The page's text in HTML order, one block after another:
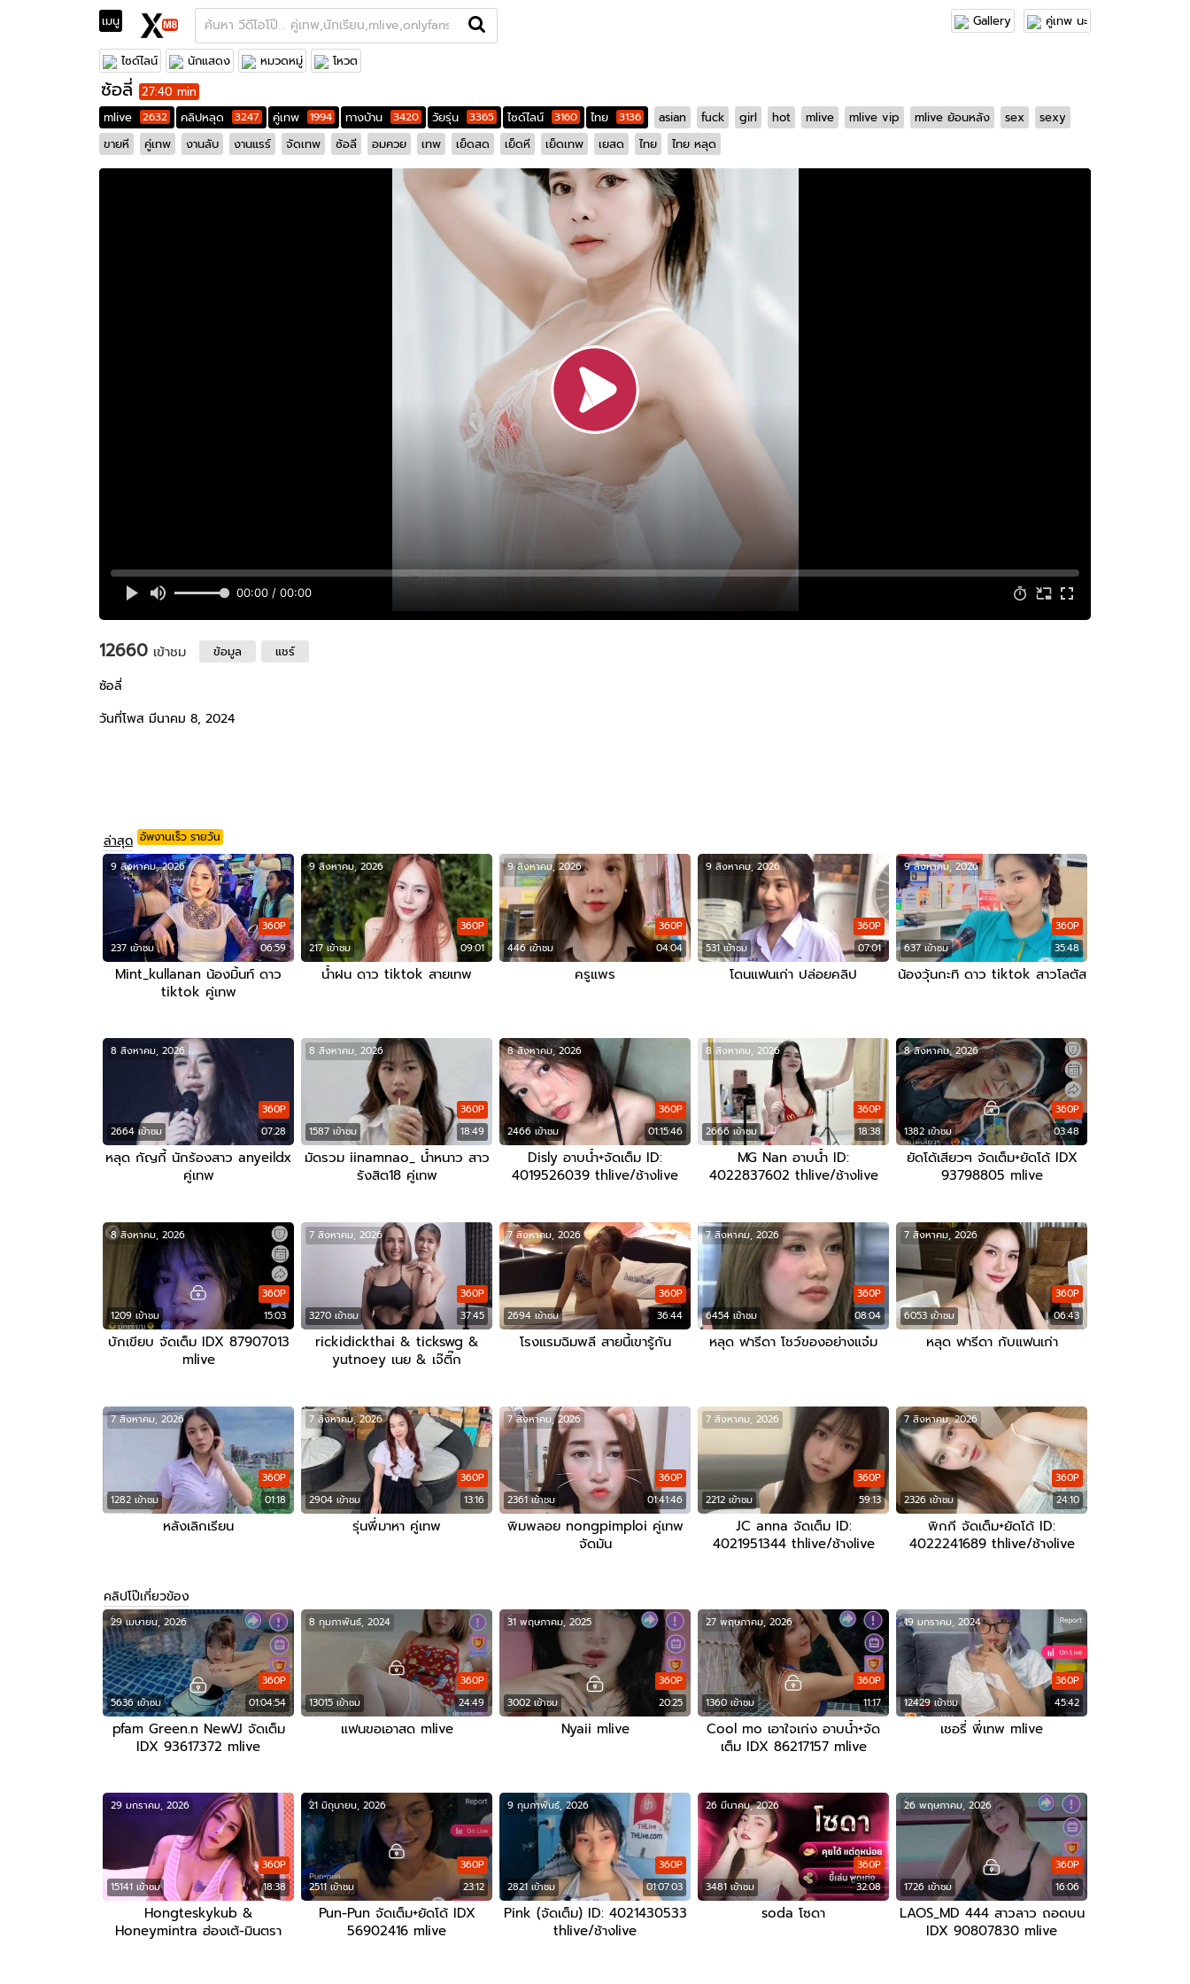
เมนู Gallery
คู่เทพ นะ
Feed Fews
Mlive Onlyfans ช้างlive/THLIVE
ไซด์ไลน์ นักแสดง หมวดหมู่ โหวต
ซ้อลี่ 27:40 min
mlive
2632 คลิปหลุด 3247 คู่เทพ 1994 ทางบ้าน 3420 วัยรุ่น 3365 ไซด์ไลน์ 3160 ไทย 3136 asian fuck girl hot mlive mlive vip mlive ย้อนหลัง sex
sexy
ขายหี
คู่เทพ งานลับ งานแรร์ จัดเทพ ซ้อลี อมควย เทพ เย็ดสด เย็ดหี เย็ดเทพ เยสด ไทย ไทย หลุด
12660 เข้าชม ข้อมูล แชร์
ซ้อลี่
วันที่โพส มีนาคม 8, 2024
ล่าสุด อัพงานเร็ว รายวัน
237 เข้าชม 06:59
360P
9 สิงหาคม, 2026
Mint_kullanan น้องมิ้นท์ ดาว
tiktok คู่เทพ
217 เข้าชม 09:01
360P
9 สิงหาคม, 2026
น้ำฝน ดาว tiktok สายเทพ
446 เข้าชม 04:04
360P
9 สิงหาคม, 2026
ครูแพร
531 เข้าชม 07:01
360P
9 สิงหาคม, 2026
โดนแฟนเก่า ปล่อยคลิป
637 เข้าชม 35:48
360P
9 สิงหาคม, 2026
น้องวุ้นกะทิ ดาว tiktok สาวโลตัส
2664 เข้าชม 07:28
360P
8 สิงหาคม, 2026
หลุด กัญกี้ นักร้องสาว anyeildx
คู่เทพ
1587 เข้าชม 18:49
360P
8 สิงหาคม, 2026
มัดรวม iinamnao_ น้ำหนาว สาว
รังสิต18 คู่เทพ
2466 เข้าชม 01:15:46
360P
8 สิงหาคม, 2026
Disly อาบน้ำ+จัดเต็ม ID:
4019526039 thlive/ช้างlive
2666 เข้าชม 18:38
360P
8 สิงหาคม, 2026
MG Nan อาบน้ำ ID:
4022837602 thlive/ช้างlive
1382 เข้าชม 03:48
360P
8 สิงหาคม, 2026
ยัดโด้เสียวๆ จัดเต็ม+ยัดโด้ IDX
93798805 mlive
1209 เข้าชม 15:03
360P
8 สิงหาคม, 2026
บักเขียบ จัดเต็ม IDX 87907013
mlive
3270 เข้าชม 37:45
360P
7 สิงหาคม, 2026
rickidickthai & tickswg &
yutnoey เนย & เจ๊ติ๊ก
2694 เข้าชม 36:44
360P
7 สิงหาคม, 2026
โรงแรมฉิมพลี สายนี้เขารู้กัน
6454 เข้าชม 08:04
360P
7 สิงหาคม, 2026
หลุด ฟารีดา โชว์ของอย่างแจ๋ม
6053 เข้าชม 06:43
360P
7 สิงหาคม, 2026
หลุด ฟารีดา กับแฟนเก่า
1282 เข้าชม 01:18
360P
7 สิงหาคม, 2026
หลังเลิกเรียน
2904 เข้าชม 13:16
360P
7 สิงหาคม, 2026
รุ่นพี่มาหา คู่เทพ
2361 เข้าชม 01:41:46
360P
7 สิงหาคม, 2026
พิมพลอย nongpimploi คู่เทพ
จัดมัน
2212 เข้าชม 59:13
360P
7 สิงหาคม, 2026
JC anna จัดเต็ม ID:
4021951344 thlive/ช้างlive
2326 เข้าชม 24:10
360P
7 สิงหาคม, 2026
พิกกี จัดเต็ม+ยัดโด้ ID:
4022241689 thlive/ช้างlive
คลิปโป๊เกี่ยวข้อง
5636 เข้าชม 01:04:54
360P
29 เมษายน, 2026
pfam Green.n NewVJ จัดเต็ม
IDX 93617372 mlive
13015 เข้าชม 24:49
360P
8 กุมภาพันธ์, 2024
แฟนขอเอาสด mlive
3002 เข้าชม 20:25
360P
31 พฤษภาคม, 2025
Nyaii mlive
1360 เข้าชม 11:17
360P
27 พฤษภาคม, 2026
Cool mo เอาใจเก่ง อาบน้ำ+จัด
เต็ม IDX 86217157 mlive
12429 เข้าชม 45:42
360P
19 มกราคม, 2024
เชอรี่ พี่เทพ mlive
15141 เข้าชม 18:38
360P
29 มกราคม, 2026
Hongteskykub &
Honeymintra ฮ่องเต้-มินตรา
2511 เข้าชม 23:12
360P
21 มิถุนายน, 2026
Pun-Pun จัดเต็ม+ยัดโด้ IDX
56902416 mlive
2821 เข้าชม 01:07:03
360P
9 กุมภาพันธ์, 2026
Pink (จัดเต็ม) ID: 4021430533
thlive/ช้างlive
3481 เข้าชม 32:08
360P
26 มีนาคม, 2026
soda โซดา
1726 เข้าชม 16:06
360P
26 พฤษภาคม, 2026
LAOS_MD 444 สาวลาว ถอดบน
IDX 90807830 mlive